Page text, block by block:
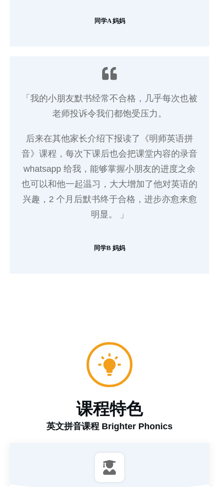
同学A 妈妈
「我的小朋友默书经常不合格，几乎每次也被
老师投诉令我们都饱受压力。
后来在其他家长介绍下报读了《明师英语拼
音》课程，每次下课后也会把课堂内容的录音
whatsapp 给我，能够掌握小朋友的进度之余
也可以和他一起温习，大大增加了他对英语的
兴趣，2 个月后默书终于合格，进步亦愈来愈
明显。 」
同学B 妈妈
课程特色
英文拼音课程 Brighter Phonics